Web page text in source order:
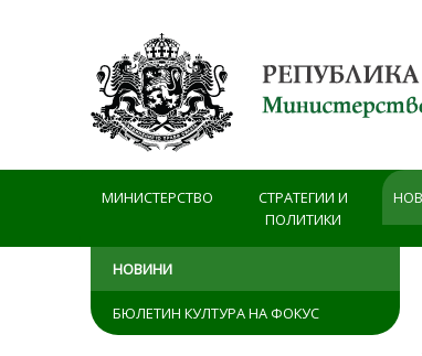
МИНИСТЕРСТВО
СТРАТЕГИИ И
ПОЛИТИКИ
НОВИНИ
БЮЛЕТИН КУЛТУРА НА ФОКУС